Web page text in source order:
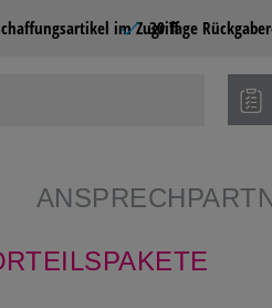
im Zugriff
30 Tage